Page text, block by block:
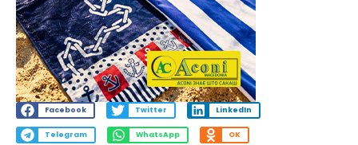
Facebook Twitter LinkedIn
Telegram WhatsApp OK